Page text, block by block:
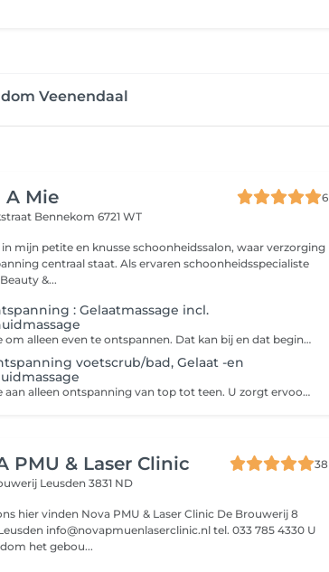
Veenendaal
A Mie
6
Bennekom 6721 WT
mijn petite en knusse schoonheidssalon, waar verzorging
staat. Als ervaren schoonheidsspecialiste
&...
: Gelaatmassage incl.
Behoefte om alleen even te ontspannen. Dat kan bij en dat begint bij deze Mine ontspanning. Kan net genoeg zijn voor een Me-time moment. U zorgt voor een gereinigde huid dan kan er gelijk gestart worden met gelaatmassage. U zal met CHI aromatische huidolie gemasseerd worden. Hoofdhuid & haar zal met Azur huidolie gewerkt worden. Geen tijd om uw huid zelf te reinigen dan is er een keuze deze erbij te boeken.
voetscrub/bad, Gelaat -en
Behoefte aan alleen ontspanning van top tot teen. U zorgt ervoor dat uw huid vooraf gereinigd is dan start de ontspanning direct bij binnen komst. uw voeten zullen met Magnesium voet scrub behandelt worden daarna het voetenbad met Permsal magnesium kristallen onder een genot van een kopje thee. Als u daarna plaats neemt op de comfortabele behandelstoel zal u met CHI aromatische huidolie gemasseerd worden. Hoofdhuid & haar zal met Azur huidolie gewerkt worden. Geen tijd om uw gezicht te reiniging boek dan een reiniging erbij.
PMU & Laser Clinic
38
Leusden 3831 ND
hier vinden Nova PMU & Laser Clinic De Brouwerij 8
tel. 033 785 4330 U
het gebou...